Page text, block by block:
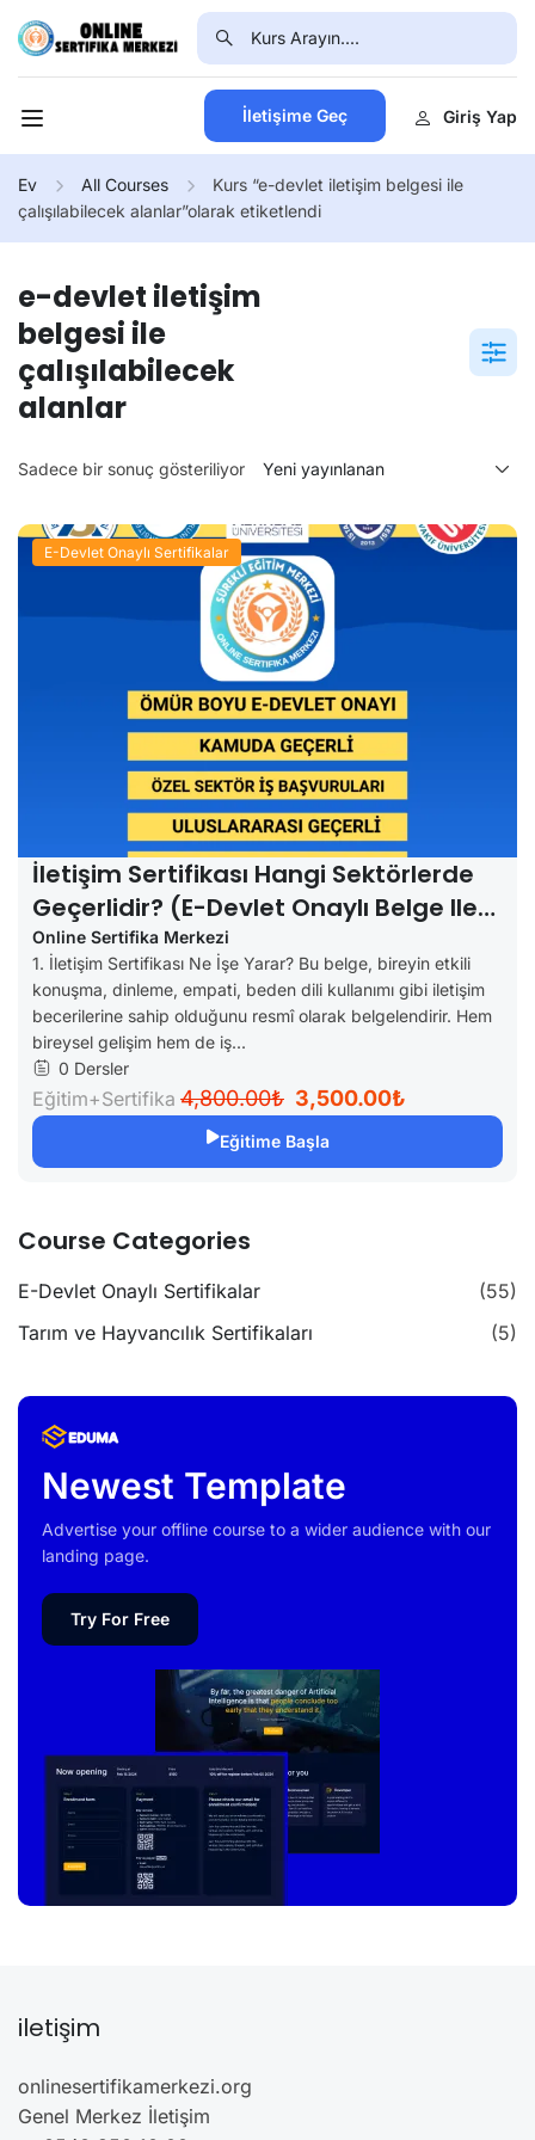
İletişime Geç Giriş Yap
Ev All Courses
Kurs “e-devlet iletişim belgesi ile
çalışılabilecek alanlar”olarak etiketlendi
e-devlet iletişim
belgesi ile
çalışılabilecek
alanlar
Sadece bir sonuç gösteriliyor
E-Devlet Onaylı Sertifikalar
İletişim Sertifikası Hangi Sektörlerde
Geçerlidir? (e-Devlet Onaylı Belge Ile
İş Fırsatları)
Online Sertifika Merkezi
1. İletişim Sertifikası Ne İşe Yarar? Bu belge, bireyin etkili
konuşma, dinleme, empati, beden dili kullanımı gibi iletişim
becerilerine sahip olduğunu resmî olarak belgelendirir. Hem
bireysel gelişim hem de iş...
0 Dersler
Eğitim+Sertifika 4,800.00₺ 3,500.00₺
Eğitime Başla
Course Categories
E-Devlet Onaylı Sertifikalar
(55)
Tarım ve Hayvancılık Sertifikaları
(5)
Newest Template
Advertise your offline course to a wider audience with our
landing page.
Try For Free
iletişim
onlinesertifikamerkezi.org
Genel Merkez İletişim